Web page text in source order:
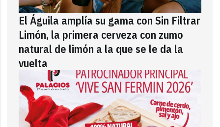
El Águila amplía su gama con Sin Filtrar
Limón, la primera cerveza con zumo
natural de limón a la que se le da la
vuelta